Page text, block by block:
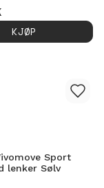
KJØP
Sport
lenker Sølv